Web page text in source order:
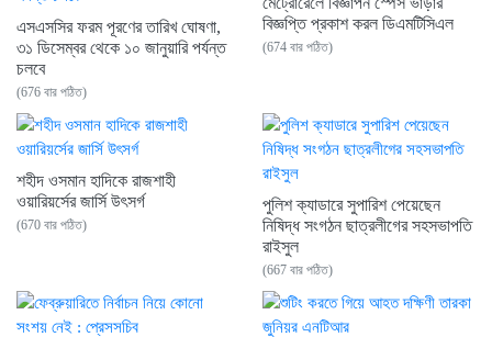
এসএসসির ফরম পূরণের তারিখ ঘোষণা,
৩১ ডিসেম্বর থেকে ১০ জানুয়ারি পর্যন্ত
চলবে
(676 বার পঠিত)
বিজ্ঞপ্তি প্রকাশ করল ডিএমটিসিএল
(674 বার পঠিত)
শহীদ ওসমান হাদিকে রাজশাহী
ওয়ারিয়র্সের জার্সি উৎসর্গ
(670 বার পঠিত)
পুলিশ ক্যাডারে সুপারিশ পেয়েছেন
নিষিদ্ধ সংগঠন ছাত্রলীগের সহসভাপতি
রাইসুল
(667 বার পঠিত)